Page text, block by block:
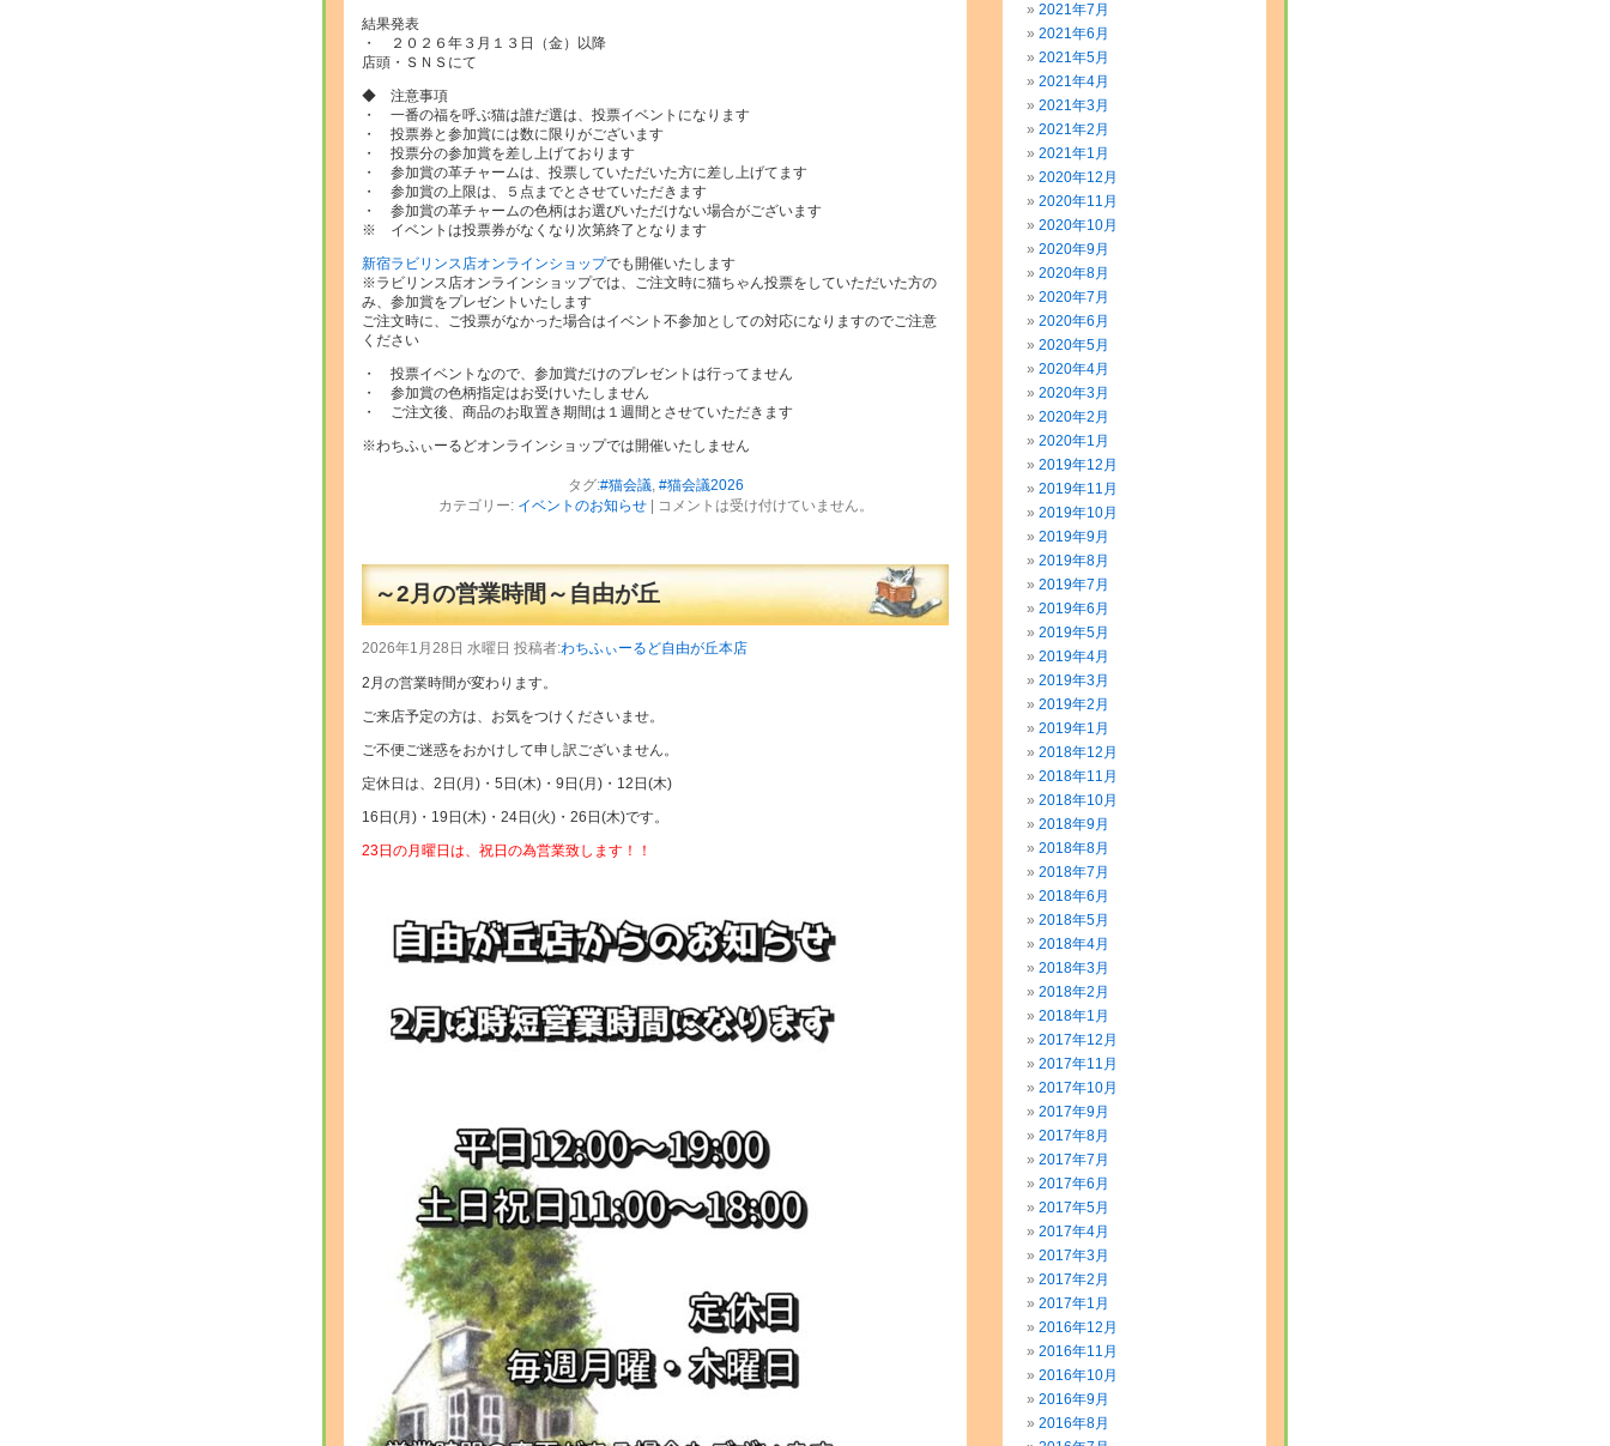
結果発表
・ ２０２６年３月１３日（金）以降
店頭・ＳＮＳにて
◆ 注意事項
・ 一番の福を呼ぶ猫は誰だ選は、投票イベントになります
・ 投票券と参加賞には数に限りがございます
・ 投票分の参加賞を差し上げております
・ 参加賞の革チャームは、投票していただいた方に差し上げてます
・ 参加賞の上限は、５点までとさせていただきます
・ 参加賞の革チャームの色柄はお選びいただけない場合がございます
※ イベントは投票券がなくなり次第終了となります
新宿ラビリンス店オンラインショップでも開催いたします
※ラビリンス店オンラインショップでは、ご注文時に猫ちゃん投票をしていただいた方の
み、参加賞をプレゼントいたします
ご注文時に、ご投票がなかった場合はイベント不参加としての対応になりますのでご注意
ください
・ 投票イベントなので、参加賞だけのプレゼントは行ってません
・ 参加賞の色柄指定はお受けいたしません
・ ご注文後、商品のお取置き期間は１週間とさせていただきます
※わちふぃーるどオンラインショップでは開催いたしません
タグ:#猫会議, #猫会議2026
カテゴリー: イベントのお知らせ| コメントは受け付けていません。
～2月の営業時間～自由が丘
2026年1月28日 水曜日 投稿者:わちふぃーるど自由が丘本店
2月の営業時間が変わります。
ご来店予定の方は、お気をつけくださいませ。
ご不便ご迷惑をおかけして申し訳ございません。
定休日は、2日(月)・5日(木)・9日(月)・12日(木)
16日(月)・19日(木)・24日(火)・26日(木)です。
23日の月曜日は、祝日の為営業致します！！
2021年7月
2021年6月
2021年5月
2021年4月
2021年3月
2021年2月
2021年1月
2020年12月
2020年11月
2020年10月
2020年9月
2020年8月
2020年7月
2020年6月
2020年5月
2020年4月
2020年3月
2020年2月
2020年1月
2019年12月
2019年11月
2019年10月
2019年9月
2019年8月
2019年7月
2019年6月
2019年5月
2019年4月
2019年3月
2019年2月
2019年1月
2018年12月
2018年11月
2018年10月
2018年9月
2018年8月
2018年7月
2018年6月
2018年5月
2018年4月
2018年3月
2018年2月
2018年1月
2017年12月
2017年11月
2017年10月
2017年9月
2017年8月
2017年7月
2017年6月
2017年5月
2017年4月
2017年3月
2017年2月
2017年1月
2016年12月
2016年11月
2016年10月
2016年9月
2016年8月